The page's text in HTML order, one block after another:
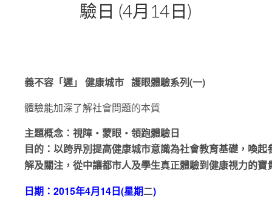
驗日 (4月14日)
義不容「遲」 健康城市 護眼體驗系列(一)
體驗能加深了解社會問題的本質
主題概念：視障‧蒙眼‧領跑體驗日
目的：以跨界別提高健康城市意識為社會教育基礎， 喚起
解及關注 ，從中讓都市人及學生真正體驗到 健康視力的寶
日期：2015年4月14日(星期二)